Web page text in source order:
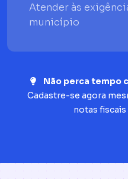
Atender às
município
Não perca tempo
Cadastre-se agora
notas